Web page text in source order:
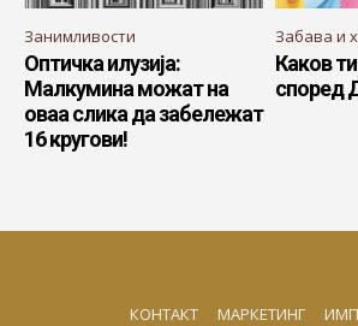
Занимливости
Оптичка илузија:
Малкумина можат на
оваа слика да забележат
16 кругови!
Забава и
Каков
според
КОНТАКТ МАРКЕТИНГ